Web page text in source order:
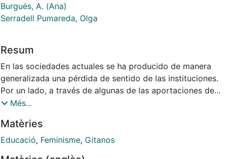
Burgués, A. (Ana)
Serradell Pumareda, Olga
Resum
En las sociedades actuales se ha producido de manera
generalizada una pérdida de sentido de las instituciones.
Por un lado, a través de algunas de las aportaciones de
autores de la teoría sociológica clásica como Weber y
sentido que se da en las sociedades contemporáneas
hacia la institución educativa. Por otro lado, analizamos
Més...
Matèries
Educació, Feminisme, Gitanos